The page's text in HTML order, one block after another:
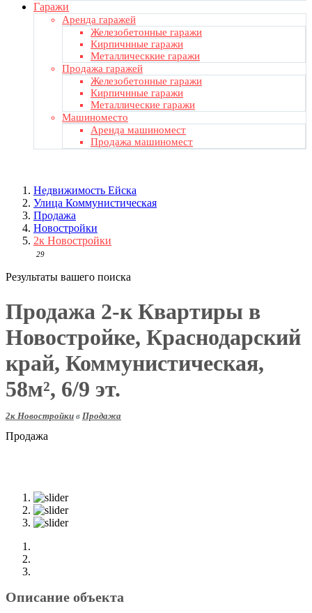
Гаражи
Аренда гаражей
Железобетонные гаражи
Кирпичнные гаражи
Металлическкие гаражи
Продажа гаражей
Железобетонные гаражи
Кирпичнные гаражи
Металлические гаражи
Машиноместо
Аренда машиномест
Продажа машиномест
Недвижимость Ейскa
Улица Коммунистическая
Продажа
Новостройки
2к Новостройки
29
Результаты вашего поиска
Продажа 2-к Квартиры в
Новостройке, Краснодарский
край, Коммунистическая,
58м², 6/9 эт.
2к Новостройки в Продажа
Продажа
Описание объекта